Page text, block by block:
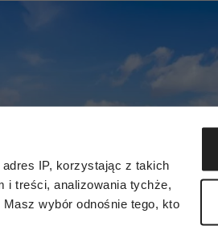
IP, korzystając z takich
i treści, analizowania tychże,
wybór odnośnie tego, kto